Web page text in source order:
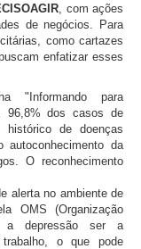
, com ações
de negócios. Para
como cartazes
enfatizar esses
"Informando para
96,8% dos casos de
histórico de doenças
da
O reconhecimento
alerta no ambiente de
OMS (Organização
a depressão ser a
o que pode